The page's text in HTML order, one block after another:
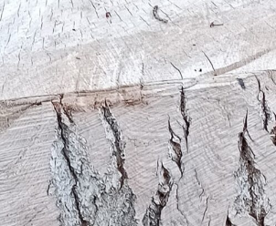
00:00
PODCAST ABONNIEREN
Details zum PodcastKopfkino